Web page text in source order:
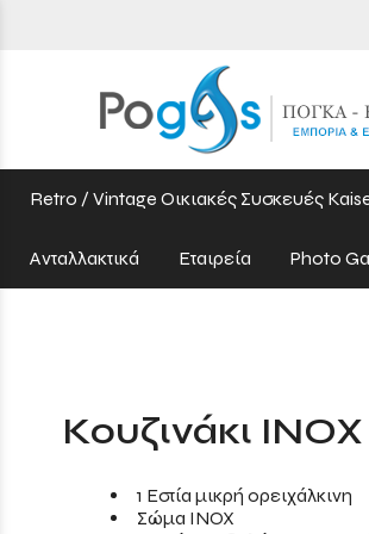
Retro / Vintage Οικιακές Συσκευές
Ανταλλακτικά Εταιρεία Photo
Κουζινάκι
1 Εστία μικρή ορειχάλκινη
Σώμα INOX